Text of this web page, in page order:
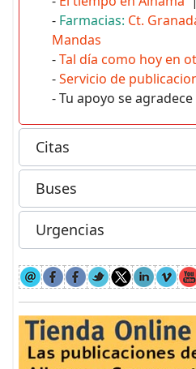
- Farmacias: Ct.
Mandas
-Tal día como hoy en
-Servicio de
- Tu apoyo se
Citas
Buses
Urgencias